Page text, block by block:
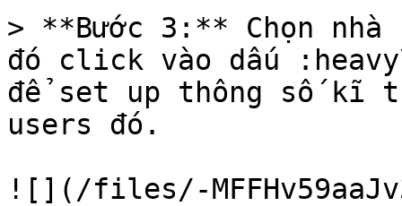
> **Bước 3:** Chọn
đó click vào dấu
để set up thông số kĩ
users đó.
![](/files/-